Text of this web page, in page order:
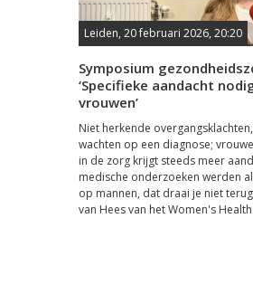
Leiden, 20 februari 2026, 20:20
Symposium
‘Specifieke aandacht
vrouwen’
Niet herkende
wachten op een diagnose;
in de zorg krijgt steeds meer
medische onderzoeken werden
op mannen, dat draai je niet
van Hees van het Women's